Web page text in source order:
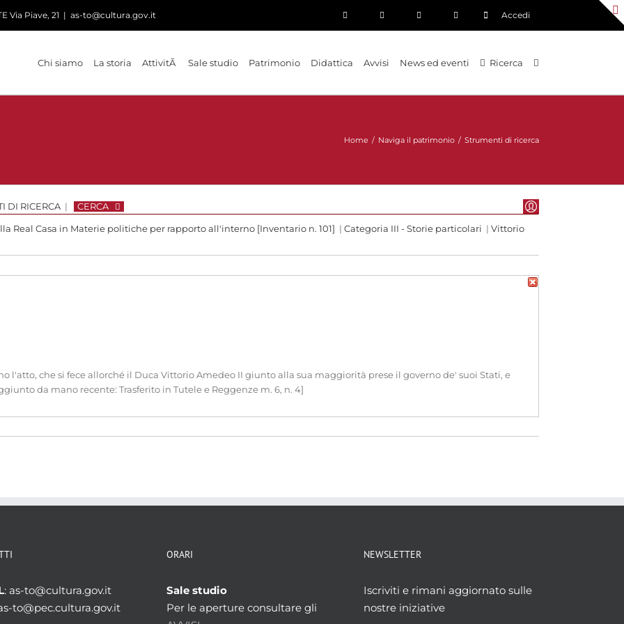
Via Piave, 21 | as-to@cultura.gov.it Accedi
Chi siamo La storia AttivitÃ Sale studio Patrimonio Didattica Avvisi News ed eventi Ricerca
Home / Naviga il patrimonio / Strumenti di ricerca
DI RICERCA | CERCA
Real Casa in Materie politiche per rapporto all'interno [Inventario n. 101] | Categoria III - Storie particolari | Vittorio
l'atto, che si fece allorché il Duca Vittorio Amedeo II giunto alla sua maggiorità prese il governo de' suoi Stati, e
da mano recente: Trasferito in Tutele e Reggenze m. 6, n. 4]
: as-to@cultura.gov.it
to@pec.cultura.gov.it
ORARI
Sale studio
Per le aperture consultare gli
NEWSLETTER
Iscriviti e rimani aggiornato sulle
nostre iniziative